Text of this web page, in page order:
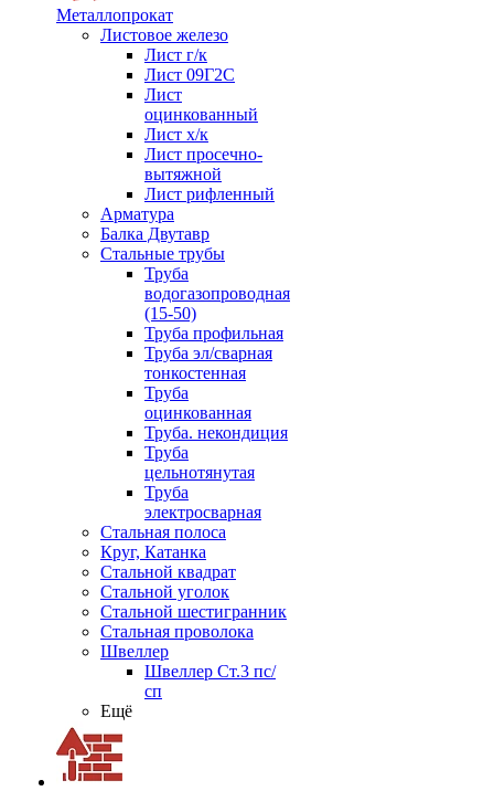
Металлопрокат
Листовое железо
Лист г/к
Лист 09Г2С
Лист
оцинкованный
Лист х/к
Лист просечно-
вытяжной
Лист рифленный
Арматура
Балка Двутавр
Стальные трубы
Труба
водогазопроводная
(15-50)
Труба профильная
Труба эл/сварная
тонкостенная
Труба
оцинкованная
Труба. некондиция
Труба
цельнотянутая
Труба
электросварная
Стальная полоса
Круг, Катанка
Стальной квадрат
Стальной уголок
Стальной шестигранник
Стальная проволока
Швеллер
Швеллер Ст.3 пс/
сп
Ещё